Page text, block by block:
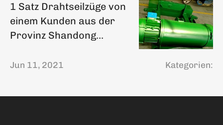
1 Satz Drahtseilzüge von
einem Kunden aus der
Provinz Shandong
Jun 11, 2021 Kategorien: